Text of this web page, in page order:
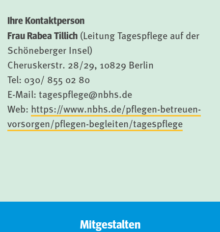
Ihre Kontaktperson
Frau Rabea Tillich (Leitung Tagespflege auf der
Schöneberger Insel)
Cheruskerstr. 28/29, 10829 Berlin
Tel: 030/ 855 02 80
E-Mail: tagespflege@nbhs.de
Web: https://www.nbhs.de/pflegen-betreuen-
vorsorgen/pflegen-begleiten/tagespflege
Mitgestalten